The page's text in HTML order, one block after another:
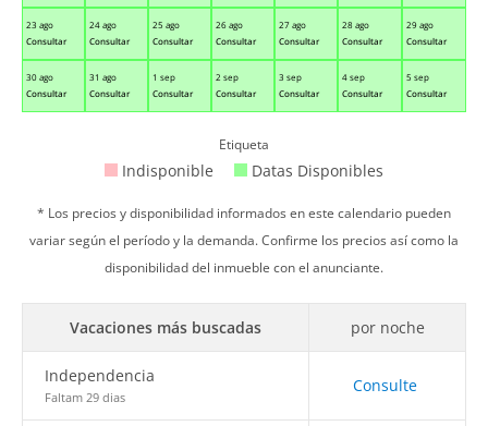
23 ago
Consultar
24 ago
Consultar
25 ago
Consultar
26 ago
Consultar
27 ago
Consultar
28 ago
Consultar
29 ago
Consultar
30 ago
Consultar
31 ago
Consultar
1 sep
Consultar
2 sep
Consultar
3 sep
Consultar
4 sep
Consultar
5 sep
Consultar
Etiqueta
Indisponible Datas Disponibles
* Los precios y disponibilidad informados en este calendario pueden
variar según el período y la demanda. Confirme los precios así como la
disponibilidad del inmueble con el anunciante.
Vacaciones más buscadas por noche
Independencia
Faltam 29 dias
Consulte